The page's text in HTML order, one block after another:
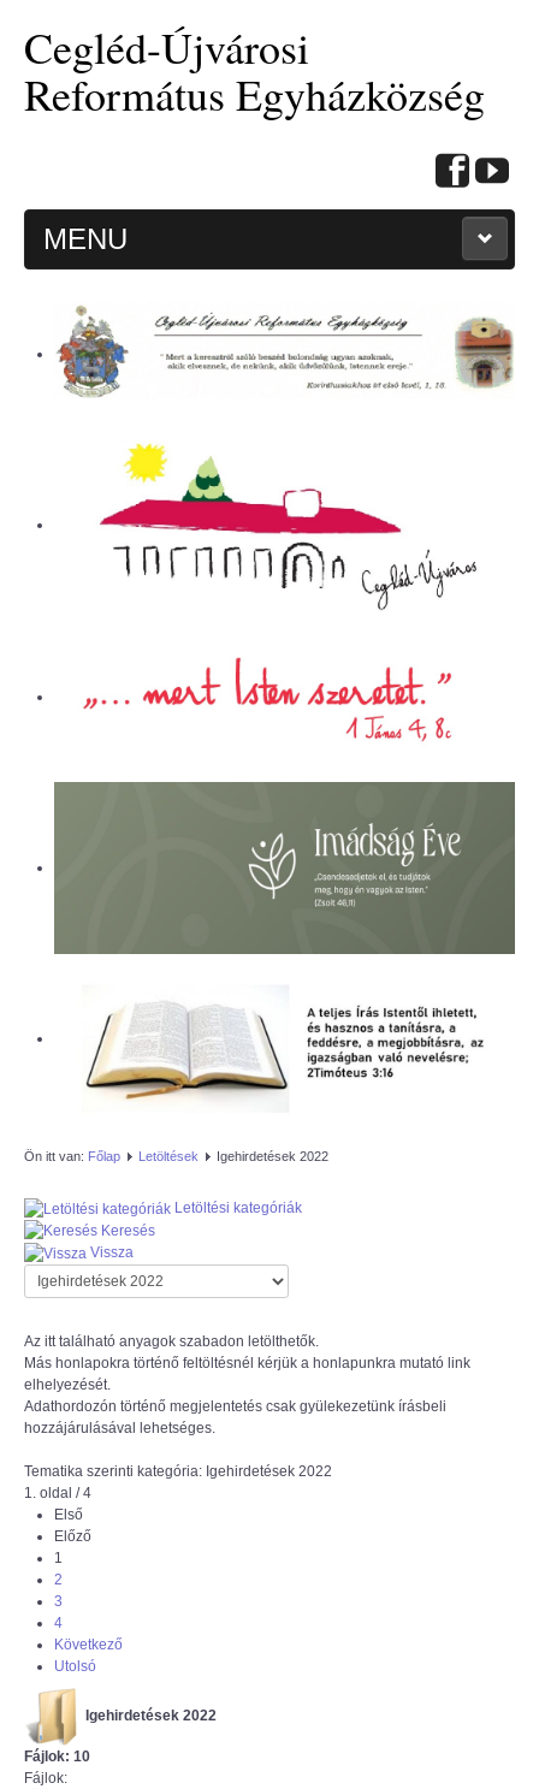
Cegléd-Újvárosi
Református Egyházközség
MENU
KEZDŐOLDAL
HITMÉLYÍTŐ CIKKEK
ALKALMAINK
ÜGYINTÉZÉS
ELÉRHETŐSÉG
EVANGÉLIZÁCIÓS SOROZATOK
KÓRHÁZLELKÉSZI SZOLGÁLAT
CEGLÉDI REFORMÁTUS ÁLTALÁNOS
ISKOLA ÉS ÓVODA
SZERETETSZOLGÁLAT
ISKOLAGYÜMÖLCS PÁLYÁZAT
"KŐRÖSTETÉTLENI ÚJ TORNATEREM
ÉPÍTÉSE" PÁLYÁZAT
Ön itt van: Főlap Letöltések Igehirdetések 2022
Letöltési kategóriák
Keresés
Vissza
Az itt található anyagok szabadon letölthetők.
Más honlapokra történő feltöltésnél kérjük a honlapunkra mutató link
elhelyezését.
Adathordozón történő megjelentetés csak gyülekezetünk írásbeli
hozzájárulásával lehetséges.
Tematika szerinti kategória: Igehirdetések 2022
1. oldal / 4
Első
Előző
1
2
3
4
Következő
Utolsó
Igehirdetések 2022
Fájlok: 10
Fájlok: